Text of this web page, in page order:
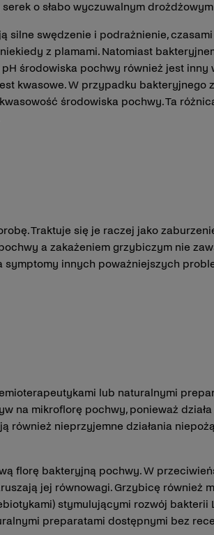
o słabo wyczuwalnym
silne swędzenie i podrażnienie,
z plamami. Natomiast
środowiska pochwy również jest
kwasowe. W przypadku bakteryjnego
środowiska pochwy. Ta
Traktuje się je raczej jako
a zakażeniem grzybiczym nie
innych poważniejszych
lub naturalnymi
na mikroflorę pochwy, ponieważ
nieprzyjemne działania
florę bakteryjną pochwy. W
jej równowagi. Grzybicę również
stymulującymi rozwój
preparatami dostępnymi bez